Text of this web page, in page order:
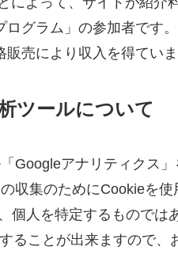
グラム」の参加者です。
売により収入を得ていま
ツールについて
Googleアナリティクス」
収集のためにCookieを使
人を特定するものでは
ることが出来ますので、